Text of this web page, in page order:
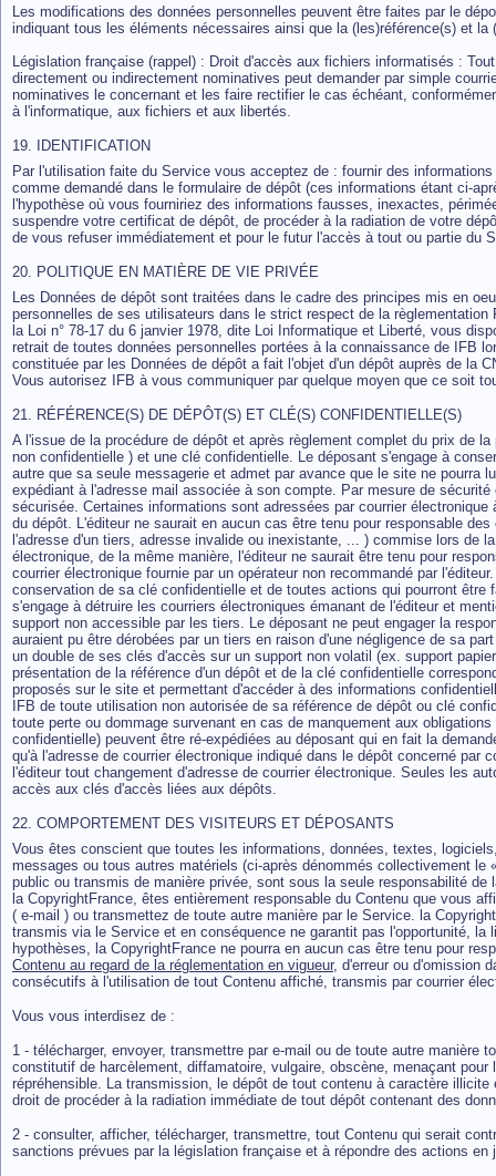
Les modifications des données personnelles peuvent être faites par le
indiquant tous les éléments nécessaires ainsi que la (les)référence(s) et
Législation française (rappel) : Droit d'accès aux fichiers informatisés :
directement ou indirectement nominatives peut demander par simple
nominatives le concernant et les faire rectifier le cas échéant,
à l'informatique, aux fichiers et aux libertés.
19. IDENTIFICATION
Par l'utilisation faite du Service vous acceptez de : fournir des
comme demandé dans le formulaire de dépôt (ces informations étant ci-
l'hypothèse où vous fourniriez des informations fausses, inexactes,
suspendre votre certificat de dépôt, de procéder à la radiation de votre
de vous refuser immédiatement et pour le futur l'accès à tout ou partie du
20. POLITIQUE EN MATIÈRE DE VIE PRIVÉE
Les Données de dépôt sont traitées dans le cadre des principes mis en
personnelles de ses utilisateurs dans le strict respect de la
la Loi n° 78-17 du 6 janvier 1978, dite Loi Informatique et Liberté, vous
retrait de toutes données personnelles portées à la connaissance de IFB
constituée par les Données de dépôt a fait l'objet d'un dépôt auprès de la
Vous autorisez IFB à vous communiquer par quelque moyen que ce soit
21. RÉFÉRENCE(S) DE DÉPÔT(S) ET CLÉ(S) CONFIDENTIELLE(S)
A l'issue de la procédure de dépôt et après règlement complet du prix de
non confidentielle ) et une clé confidentielle. Le déposant s'engage à
autre que sa seule messagerie et admet par avance que le site ne pourra
expédiant à l'adresse mail associée à son compte. Par mesure de
sécurisée. Certaines informations sont adressées par courrier
du dépôt. L'éditeur ne saurait en aucun cas être tenu pour responsable
l'adresse d'un tiers, adresse invalide ou inexistante, ... ) commise lors de
électronique, de la même manière, l'éditeur ne saurait être tenu pour
courrier électronique fournie par un opérateur non recommandé par
conservation de sa clé confidentielle et de toutes actions qui pourront
s'engage à détruire les courriers électroniques émanant de l'éditeur et
support non accessible par les tiers. Le déposant ne peut engager la
auraient pu être dérobées par un tiers en raison d'une négligence de sa
un double de ses clés d'accès sur un support non volatil (ex. support
présentation de la référence d'un dépôt et de la clé confidentielle
proposés sur le site et permettant d'accéder à des informations
IFB de toute utilisation non autorisée de sa référence de dépôt ou clé
toute perte ou dommage survenant en cas de manquement aux
confidentielle) peuvent être ré-expédiées au déposant qui en fait la
qu'à l'adresse de courrier électronique indiqué dans le dépôt concerné par
l'éditeur tout changement d'adresse de courrier électronique. Seules les
accès aux clés d'accès liées aux dépôts.
22. COMPORTEMENT DES VISITEURS ET DÉPOSANTS
Vous êtes conscient que toutes les informations, données, textes,
messages ou tous autres matériels (ci-après dénommés collectivement le
public ou transmis de manière privée, sont sous la seule responsabilité
la CopyrightFrance, êtes entièrement responsable du Contenu que vous
( e-mail ) ou transmettez de toute autre manière par le Service. la
transmis via le Service et en conséquence ne garantit pas l'opportunité,
hypothèses, la CopyrightFrance ne pourra en aucun cas être tenu pour
Contenu au regard de la réglementation en vigueur, d'erreur ou d'omission
consécutifs à l'utilisation de tout Contenu affiché, transmis par courrier
Vous vous interdisez de :
1 - télécharger, envoyer, transmettre par e-mail ou de toute autre manière
constitutif de harcèlement, diffamatoire, vulgaire, obscène, menaçant
répréhensible. La transmission, le dépôt de tout contenu à caractère
droit de procéder à la radiation immédiate de tout dépôt contenant des
2 - consulter, afficher, télécharger, transmettre, tout Contenu qui serait
sanctions prévues par la législation française et à répondre des actions